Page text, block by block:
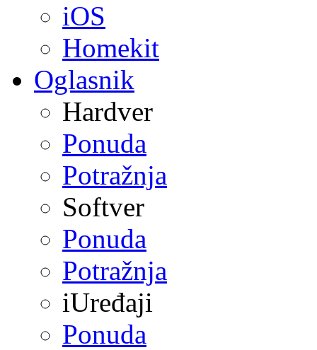
iOS
Homekit
Oglasnik
Hardver
Ponuda
Potražnja
Softver
Ponuda
Potražnja
iUređaji
Ponuda